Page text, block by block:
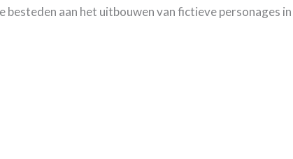
besteden aan het uitbouwen van fictieve personages